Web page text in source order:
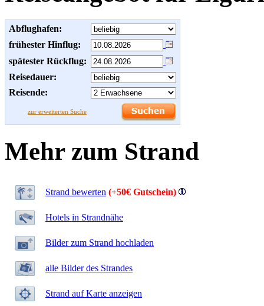
Abflughafen:
frühester Hinflug:
spätester Rückflug:
Reisedauer:
Reisende:
zur erweiterten Suche
Mehr zum Strand
Strand bewerten (+50€ Gutschein)
Hotels in Strandnähe
Bilder zum Strand hochladen
alle Bilder des Strandes
Strand auf Karte anzeigen